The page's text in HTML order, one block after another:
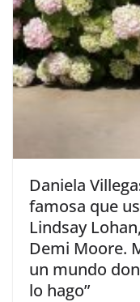
​Daniela
famosa que
Lindsay
Demi Moore.
un mundo
lo hago”